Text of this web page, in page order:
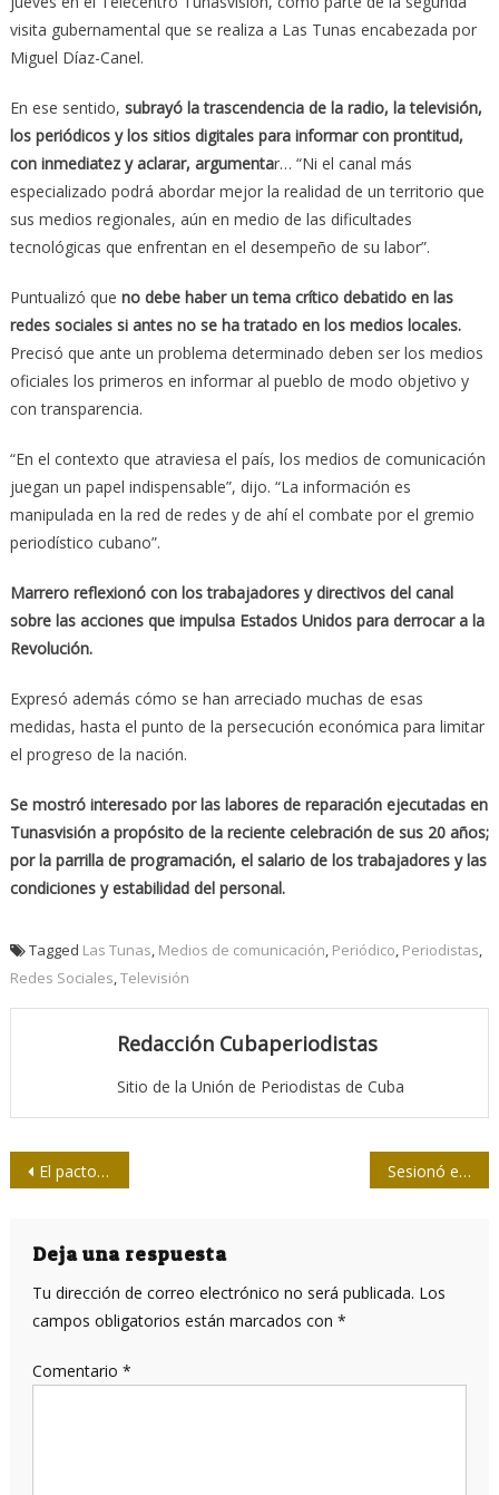
visita gubernamental que se realiza a Las Tunas encabezada por
Miguel Díaz-Canel.
En ese sentido, subrayó la trascendencia de la radio, la televisión,
los periódicos y los sitios digitales para informar con prontitud,
con inmediatez y aclarar, argumentar… “Ni el canal más
especializado podrá abordar mejor la realidad de un territorio que
sus medios regionales, aún en medio de las dificultades
tecnológicas que enfrentan en el desempeño de su labor”.
Puntualizó que no debe haber un tema crítico debatido en las
redes sociales si antes no se ha tratado en los medios locales.
Precisó que ante un problema determinado deben ser los medios
oficiales los primeros en informar al pueblo de modo objetivo y
con transparencia.
“En el contexto que atraviesa el país, los medios de comunicación
juegan un papel indispensable”, dijo. “La información es
manipulada en la red de redes y de ahí el combate por el gremio
periodístico cubano”.
Marrero reflexionó con los trabajadores y directivos del canal
sobre las acciones que impulsa Estados Unidos para derrocar a la
Revolución.
Expresó además cómo se han arreciado muchas de esas
medidas, hasta el punto de la persecución económica para limitar
el progreso de la nación.
Se mostró interesado por las labores de reparación ejecutadas en
Tunasvisión a propósito de la reciente celebración de sus 20 años;
por la parrilla de programación, el salario de los trabajadores y las
condiciones y estabilidad del personal.
Tagged Las Tunas Medios de comunicación Periódico Periodistas
Redes Sociales Televisión
Redacción Cubaperiodistas
Sitio de la Unión de Periodistas de Cuba
Navegación
entradas
El pacto que los científicos cubanos trabajan por cumplir Sesionó en Camagüey taller sobre redes y videoblogs auspiciado por la UPEC
Deja una respuesta
Tu dirección de correo electrónico no será publicada. Los
campos obligatorios están marcados con *
Comentario *